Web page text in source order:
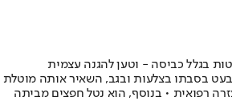
בגלל כביסה - וטען להגנה עצמית
בסבתו בצלעות ובגב, השאיר אותה מוטלת
רפואית • בנוסף, הוא נטל חפצים מביתה